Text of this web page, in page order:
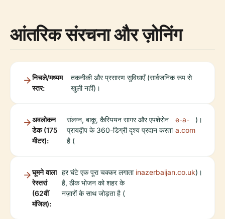
आंतरिक संरचना और ज़ोनिंग
निचले/मध्यम
स्तर:
तकनीकी और प्रसारण सुविधाएँ (सार्वजनिक रूप से
खुली नहीं)।
अवलोकन
डेक (175
मीटर):
संलग्न, बाकू, कैस्पियन सागर और एपशेरोन
प्रायद्वीप के 360-डिग्री दृश्य प्रदान करता
है (
e-a-
a.com
)।
घूमने वाला
रेस्तरां
(62वीं
मंजिल):
हर घंटे एक पूरा चक्कर लगाता
है, ठीक भोजन को शहर के
नज़ारों के साथ जोड़ता है (
inazerbaijan.co.uk)।